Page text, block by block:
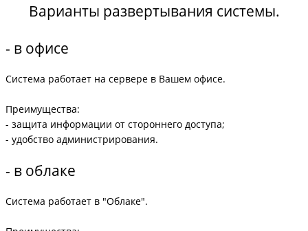
Варианты развертывания системы.
- в офисе
Система работает на сервере в Вашем офисе.
Преимущества:
- защита информации от стороннего доступа;
- удобство администрирования.
- в облаке
Система работает в "Облаке".